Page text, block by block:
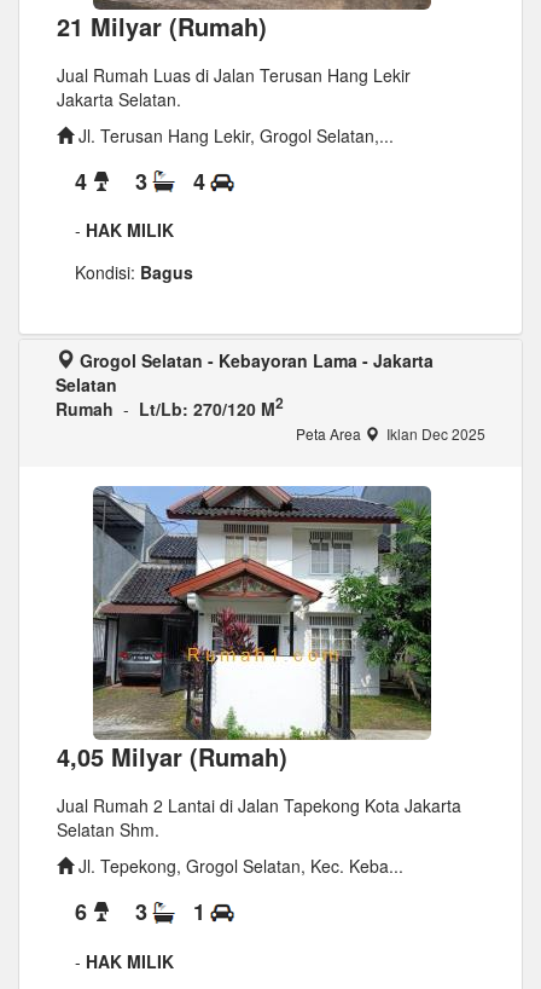
21 Milyar (Rumah)
Jual Rumah Luas di Jalan Terusan Hang Lekir
Jakarta Selatan.
Jl. Terusan Hang Lekir, Grogol Selatan,...
4 3 4
- HAK MILIK
Kondisi: Bagus
Grogol Selatan - Kebayoran Lama - Jakarta
Selatan
Rumah - Lt/Lb: 270/120 M2
Peta Area Iklan Dec 2025
4,05 Milyar (Rumah)
Jual Rumah 2 Lantai di Jalan Tapekong Kota Jakarta
Selatan Shm.
Jl. Tepekong, Grogol Selatan, Kec. Keba...
6 3 1
- HAK MILIK